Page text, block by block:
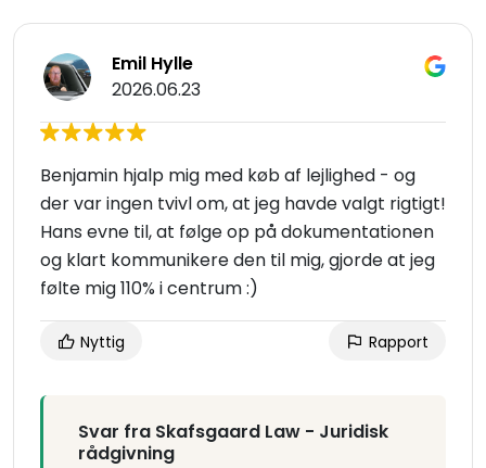
Emil Hylle
2026.06.23
Benjamin hjalp mig med køb af lejlighed - og
der var ingen tvivl om, at jeg havde valgt rigtigt!
Hans evne til, at følge op på dokumentationen
og klart kommunikere den til mig, gjorde at jeg
følte mig 110% i centrum :)
Nyttig Rapport
Svar fra Skafsgaard Law - Juridisk
rådgivning